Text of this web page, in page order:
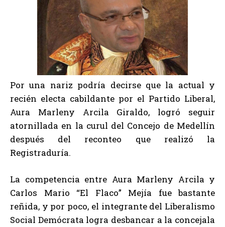
Por una nariz podría decirse que la actual y
recién electa cabildante por el Partido Liberal,
Aura Marleny Arcila Giraldo, logró seguir
atornillada en la curul del Concejo de Medellín
después del reconteo que realizó la
Registraduría.
La competencia entre Aura Marleny Arcila y
Carlos Mario “El Flaco” Mejía fue bastante
reñida, y por poco, el integrante del Liberalismo
Social Demócrata logra desbancar a la concejala